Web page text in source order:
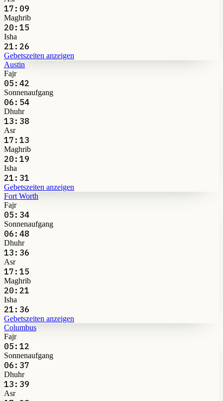
17:09
Maghrib
20:15
Isha
21:26
Gebetszeiten anzeigen
Austin
Fajr
05:42
Sonnenaufgang
06:54
Dhuhr
13:38
Asr
17:13
Maghrib
20:19
Isha
21:31
Gebetszeiten anzeigen
Fort Worth
Fajr
05:34
Sonnenaufgang
06:48
Dhuhr
13:36
Asr
17:15
Maghrib
20:21
Isha
21:36
Gebetszeiten anzeigen
Columbus
Fajr
05:12
Sonnenaufgang
06:37
Dhuhr
13:39
Asr